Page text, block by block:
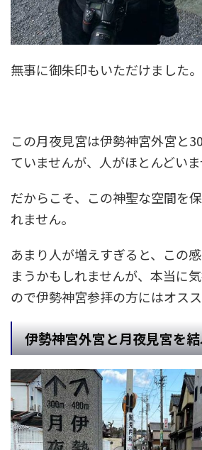
無事に御朱印もいただけました。
この月夜見宮は伊勢神宮外宮と
ていませんが、人がほとんどいま
だからこそ、この神聖な空間を
れません。
あまり人が増えすぎると、この
まうかもしれませんが、本当に
ので伊勢神宮参拝の方にはオスス
伊勢神宮外宮と月夜見宮を